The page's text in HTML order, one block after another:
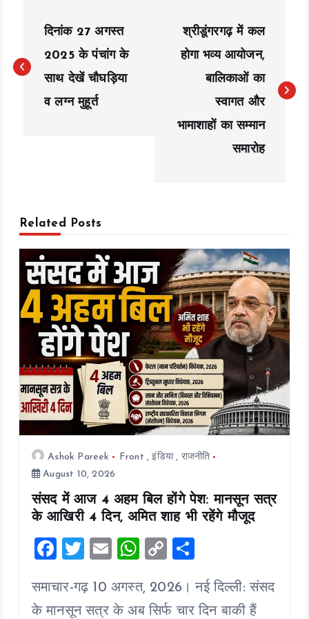
s
g
n
दिनांक 27 अगस्त
2025 के पंचांग के
साथ देखें चौघड़िया
व लग्न मुहूर्त
श्रीडूंगरगढ़ में कल
होगा भव्य आयोजन,
बालिकाओं का
स्वागत और
भामाशाहों का सम्मान
समारोह
Related Posts
Ashok Pareek Front ,इंडिया, राजनीति
August 10, 2026
संसद में आज 4 अहम बिल होंगे पेश: मानसून सत्र
के आखिरी 4 दिन, अमित शाह भी रहेंगे मौजूद
F
ce
T
tt
E
ai
W
at
C
p
a
समाचार-गढ़ 10 अगस्त, 2026। नई दिल्ली: संसद
के मानसून सत्र के अब सिर्फ चार दिन बाकी हैं